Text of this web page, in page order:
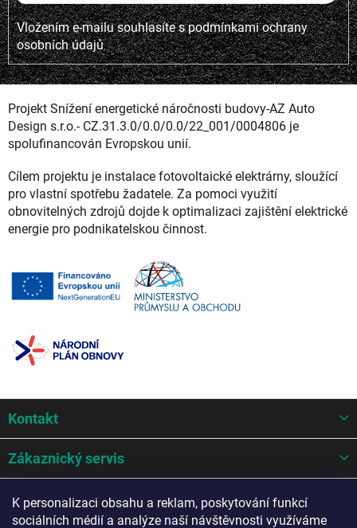
K personalizaci obsahu a reklam, poskytování funkcí
sociálních médií a analýze naší návštěvnosti využíváme
Vložením e-mailu souhlasíte spodmínkami ochrany
osobních údajů
Projekt Snížení energetické náročnosti budovy-AZ Auto
Design s.r.o.- CZ.31.3.0/0.0/0.0/22_001/0004806 je
spolufinancován Evropskou unií.
Cílem projektu je instalace fotovoltaické elektrárny, sloužící
pro vlastní spotřebu žadatele. Za pomoci využití
obnovitelných zdrojů dojde k optimalizaci zajištění elektrické
energie pro podnikatelskou činnost.
p
t
Kontakt
Zákaznický servis
Mohlo by se hodit